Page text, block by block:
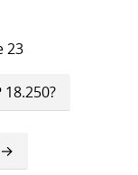
23
18.250?